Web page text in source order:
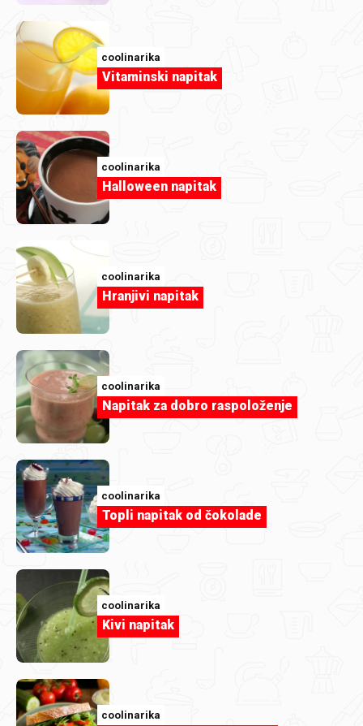
Članak
Hidratacija na tanjuru: 7 recepata koji
osvježavaju iznutra
Članak
Kad vrućina ubije apetit: lagane ideje
koje ćete ipak poželjeti pojesti
coolinarika
Vitaminski napitak
coolinarika
Halloween napitak
coolinarika
Hranjivi napitak
coolinarika
Napitak za dobro raspoloženje
coolinarika
Topli napitak od čokolade
coolinarika
Kivi napitak
coolinarika